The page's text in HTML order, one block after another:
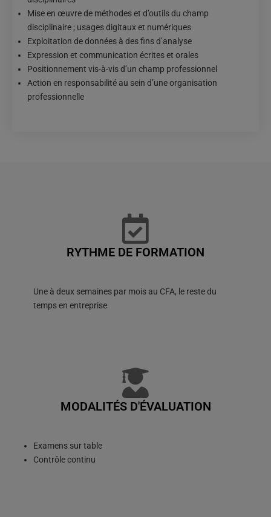
Mise en œuvre de méthodes et d’outils du champ
disciplinaire ; usages digitaux et numériques
Exploitation de données à des fins d’analyse
Expression et communication écrites et orales
Positionnement vis-à-vis d’un champ professionnel
Action en responsabilité au sein d’une organisation
professionnelle
RYTHME DE FORMATION
Une à deux semaines par mois au CFA, le reste du
temps en entreprise
MODALITÉS D'ÉVALUATION
Examens sur table
Contrôle continu